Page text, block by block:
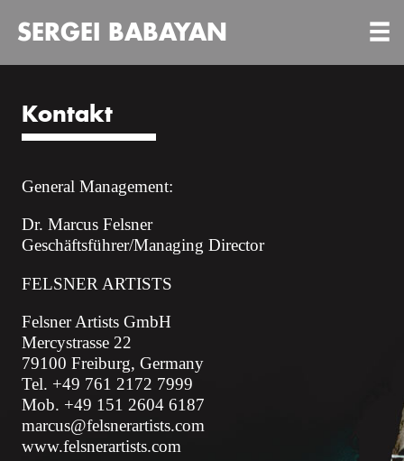
SERGEI BABAYAN
Kontakt
General Management:
Dr. Marcus Felsner
Geschäftsführer/Managing Director
FELSNER ARTISTS
Felsner Artists GmbH
Mercystrasse 22
79100 Freiburg, Germany
Tel. +49 761 2172 7999
Mob. +49 151 2604 6187
marcus@felsnerartists.com
www.felsnerartists.com